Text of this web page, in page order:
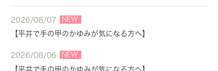
2026/08/07 NEW
【平井で手の甲のかゆみが気になる方へ】
2026/08/06 NEW
【平井で手の甲のかゆみが気になる方へ】